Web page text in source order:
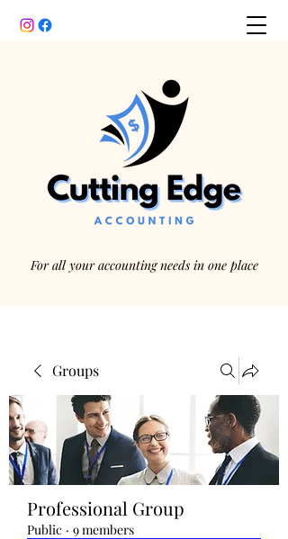
For all your accounting needs in one place
jennifermcchesney@yahoo.com
(604) 445-2082
Groups
Professional Group
Public · 9 members